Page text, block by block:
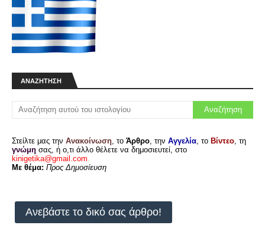
ΑΝΑΖΉΤΗΣΗ
Στείλτε μας την Ανακοίνωση , το Άρθρο , την Αγγελία , το Βίντεο , τη
γνώμη σας, ή ο,τι άλλο θέλετε να δημοσιευτεί, στο
kinigetika@gmail.com
Με θέμα: Προς Δημοσίευση
Ανεβάστε το δικό σας άρθρο!